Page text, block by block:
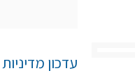
עדכון